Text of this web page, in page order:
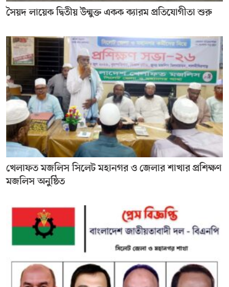
সৈয়দ লায়েক দ্বিতীয় উন্মুক্ত একক ক্যারম প্রতিযোগীতা শুরু
খেলাফত মজলিস সিলেট মহানগর ও জেলার শাখার প্রশিক্ষণ
মজলিস অনুষ্ঠিত